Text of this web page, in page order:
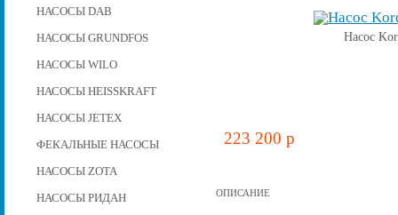
НАСОСЫ DAB
НАСОСЫ GRUNDFOS
НАСОСЫ WILO
НАСОСЫ HEISSKRAFT
НАСОСЫ JETEX
ФЕКАЛЬНЫЕ НАСОСЫ
НАСОСЫ ZOTA
НАСОСЫ РИДАН
Насос
223 200 p
ОПИСАНИЕ